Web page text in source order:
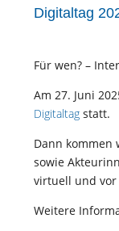
Digitaltag
Für wen? –
Am 27. Juni
Digitaltag statt.
Dann kommen
sowie
virtuell und vor
Weitere